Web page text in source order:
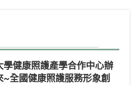
學健康照護產學合作中心辦
全國健康照護服務形象創